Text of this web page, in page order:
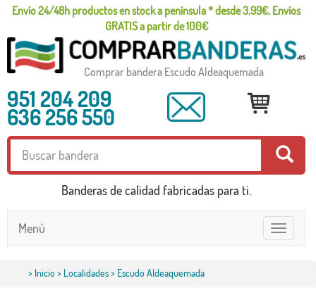
Envío 24/48h productos en stock a península * desde 3,99€, Envíos
GRATIS a partir de 100€
Comprar bandera Escudo Aldeaquemada
951 204 209
636 256 550
Banderas de calidad fabricadas para ti.
Toggle
navigation
Menú
> Inicio> Localidades> Escudo Aldeaquemada